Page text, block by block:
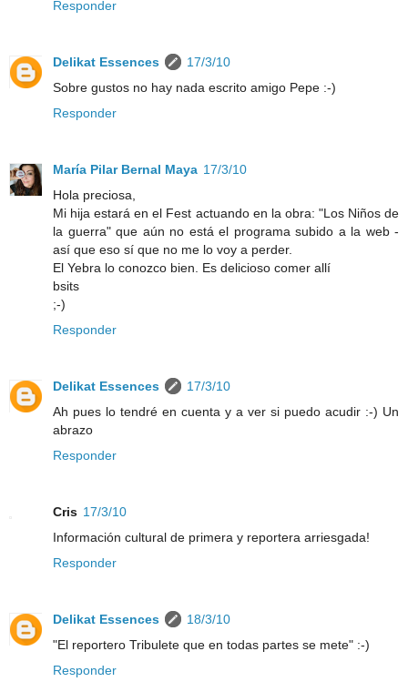
Responder
Delikat Essences
17/3/10
Sobre gustos no hay nada escrito amigo Pepe :-)
Responder
María Pilar Bernal Maya 17/3/10
Hola preciosa,
Mi hija estará en el Fest actuando en la obra: "Los Niños de
la guerra" que aún no está el programa subido a la web -
así que eso sí que no me lo voy a perder.
El Yebra lo conozco bien. Es delicioso comer allí
bsits
;-)
Responder
Delikat Essences
17/3/10
Ah pues lo tendré en cuenta y a ver si puedo acudir :-) Un
abrazo
Responder
Cris 17/3/10
Información cultural de primera y reportera arriesgada!
Responder
Delikat Essences
18/3/10
"El reportero Tribulete que en todas partes se mete" :-)
Responder